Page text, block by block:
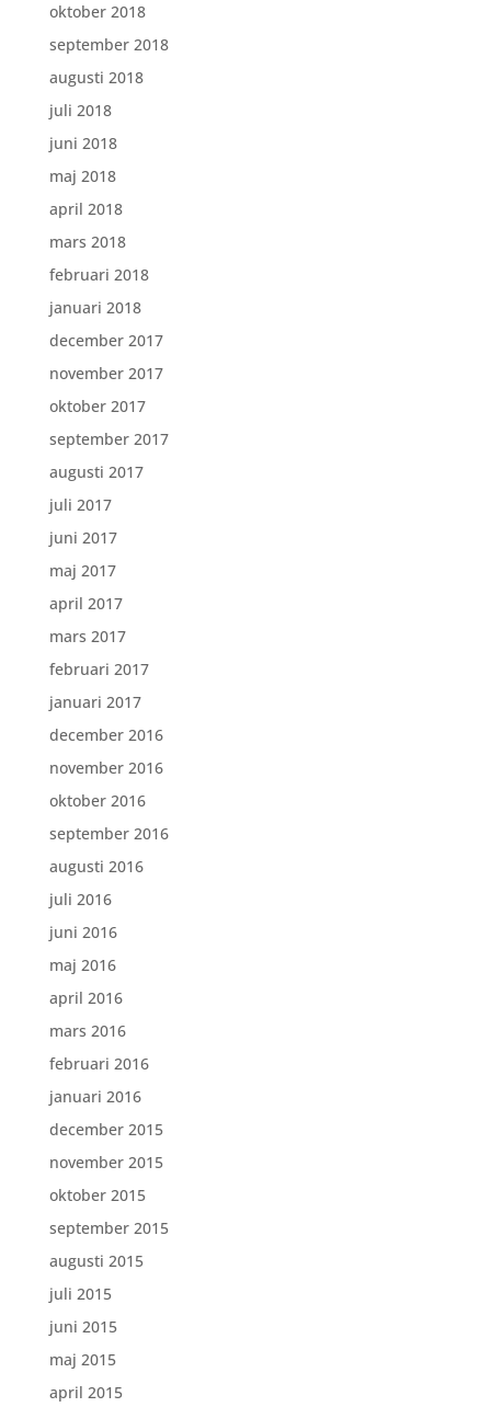
oktober 2018
september 2018
augusti 2018
juli 2018
juni 2018
maj 2018
april 2018
mars 2018
februari 2018
januari 2018
december 2017
november 2017
oktober 2017
september 2017
augusti 2017
juli 2017
juni 2017
maj 2017
april 2017
mars 2017
februari 2017
januari 2017
december 2016
november 2016
oktober 2016
september 2016
augusti 2016
juli 2016
juni 2016
maj 2016
april 2016
mars 2016
februari 2016
januari 2016
december 2015
november 2015
oktober 2015
september 2015
augusti 2015
juli 2015
juni 2015
maj 2015
april 2015